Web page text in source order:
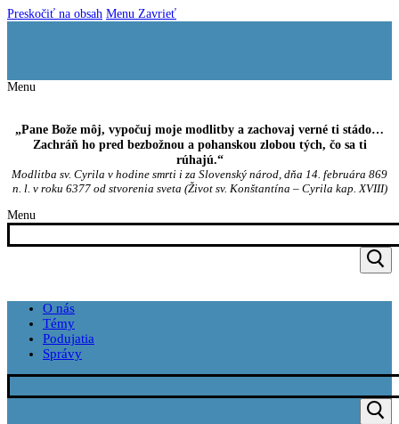
Preskočiť na obsah Menu Zavrieť
Menu
„Pane Bože môj, vypočuj moje modlitby a zachovaj verné ti stádo…
Zachráň ho pred bezbožnou a pohanskou zlobou tých, čo sa ti
rúhajú.“
Modlitba sv. Cyrila v hodine smrti i za Slovenský národ, dňa 14. februára 869
n. l. v roku 6377 od stvorenia sveta (Život sv. Konštantína – Cyrila kap. XVIII)
Menu
O nás
Témy
Podujatia
Správy